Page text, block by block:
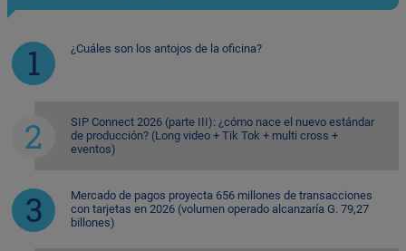
¿Cuáles son los antojos de la oficina?
SIP Connect 2026 (parte III): ¿cómo nace el nuevo estándar
de producción? (Long video + Tik Tok + multi cross +
eventos)
Mercado de pagos proyecta 656 millones de transacciones
con tarjetas en 2026 (volumen operado alcanzaría G. 79,27
billones)